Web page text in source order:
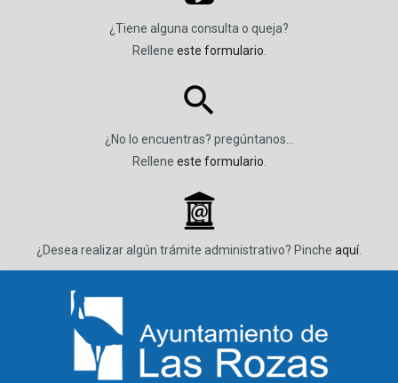
¿Tiene alguna consulta o queja?
Rellene este formulario
¿No lo encuentras? pregúntanos…
Rellene este formulario
_
¿Desea realizar algún trámite administrativo? Pinche aquí.